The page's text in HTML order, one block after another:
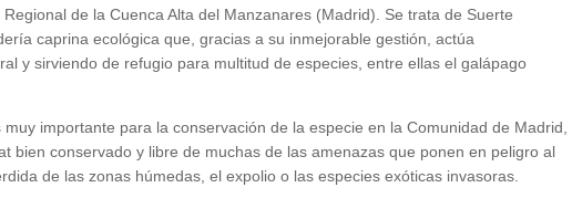
de la Cuenca Alta del Manzanares (Madrid). Se trata de Suerte
caprina ecológica que, gracias a su inmejorable gestión, actúa
y sirviendo de refugio para multitud de especies, entre ellas el galápago
importante para la conservación de la especie en la Comunidad de Madrid,
bien conservado y libre de muchas de las amenazas que ponen en peligro al
de las zonas húmedas, el expolio o las especies exóticas invasoras.